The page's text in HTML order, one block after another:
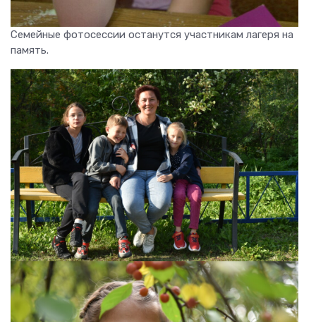
Семейные фотосессии останутся участникам лагеря на
память.